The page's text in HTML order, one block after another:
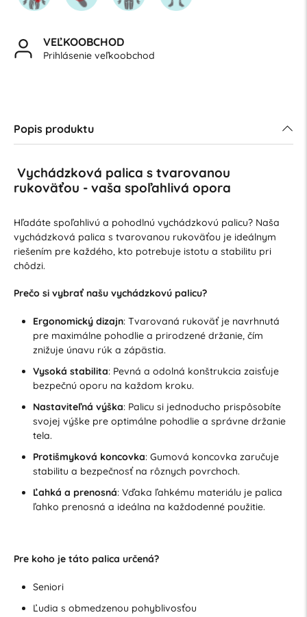
VEĽKOOBCHOD
Prihlásenie veľkoobchod
Popis produktu
Vychádzková palica s tvarovanou
rukoväťou - vaša spoľahlivá opora
Hľadáte spoľahlivú a pohodlnú vychádzkovú palicu? Naša
vychádzková palica s tvarovanou rukoväťou je ideálnym
riešením pre každého, kto potrebuje istotu a stabilitu pri
chôdzi.
Prečo si vybrať našu vychádzkovú palicu?
Ergonomický dizajn: Tvarovaná rukoväť je navrhnutá
pre maximálne pohodlie a prirodzené držanie, čím
znižuje únavu rúk a zápästia.
Vysoká stabilita: Pevná a odolná konštrukcia zaisťuje
bezpečnú oporu na každom kroku.
Nastaviteľná výška: Palicu si jednoducho prispôsobíte
svojej výške pre optimálne pohodlie a správne držanie
tela.
Protišmyková koncovka: Gumová koncovka zaručuje
stabilitu a bezpečnosť na rôznych povrchoch.
Ľahká a prenosná: Vďaka ľahkému materiálu je palica
ľahko prenosná a ideálna na každodenné použitie.
Pre koho je táto palica určená?
Seniori
Ľudia s obmedzenou pohyblivosťou